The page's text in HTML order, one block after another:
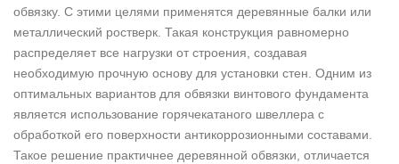
обвязку. С этими целями применятся деревянные балки или
металлический ростверк. Такая конструкция равномерно
распределяет все нагрузки от строения, создавая
необходимую прочную основу для установки стен. Одним из
оптимальных вариантов для обвязки винтового фундамента
является использование горячекатаного швеллера с
обработкой его поверхности антикоррозионными составами.
Такое решение практичнее деревянной обвязки, отличается